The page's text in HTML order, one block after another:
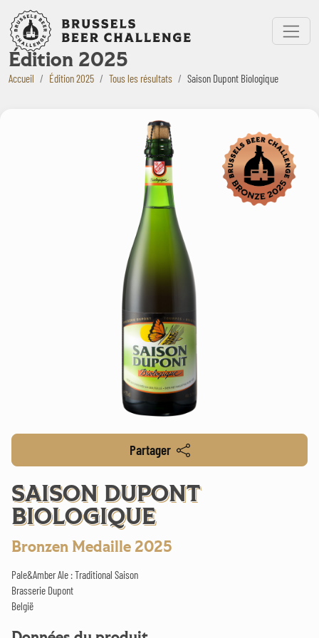
Bruxelles Beer Challenge
Menu
Édition 2025
Accueil Édition 2025 Tous les résultats Saison Dupont Biologique
Partager
SAISON DUPONT
BIOLOGIQUE
Bronzen Medaille 2025
Pale&Amber Ale : Traditional Saison
Brasserie Dupont
België